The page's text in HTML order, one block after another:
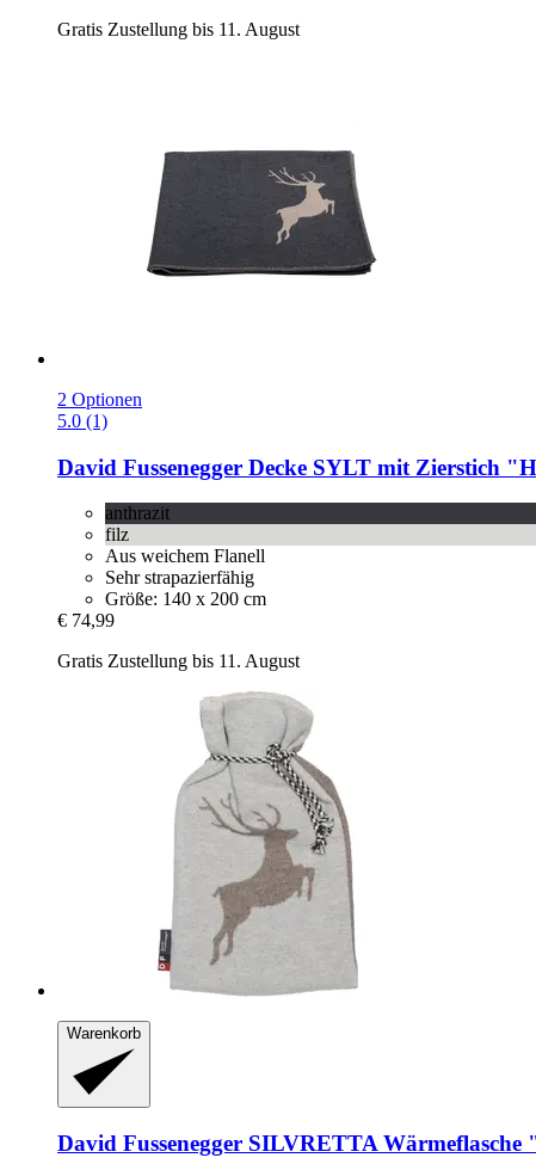
Gratis Zustellung bis 11. August
2 Optionen
5.0 (1)
David Fussenegger Decke SYLT mit Zierstich
anthrazit
filz
Aus weichem Flanell
Sehr strapazierfähig
Größe: 140 x 200 cm
€ 74,99
Gratis Zustellung bis 11. August
Warenkorb
David Fussenegger SILVRETTA Wärmeflasche